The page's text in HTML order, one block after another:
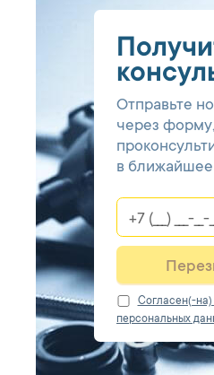
Отправьте
через
в
Cогласен(-на)
персональных